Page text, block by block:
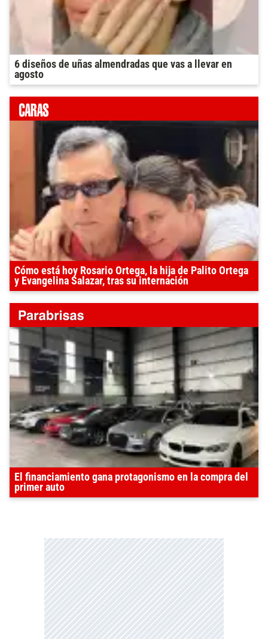
6 diseños de uñas almendradas que vas a llevar en
agosto
Cómo está hoy Rosario Ortega, la hija de Palito Ortega
y Evangelina Salazar, tras su internación
El financiamiento gana protagonismo en la compra del
primer auto